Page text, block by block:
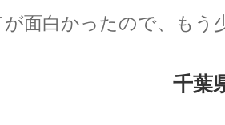
面白かったので、もう
千葉